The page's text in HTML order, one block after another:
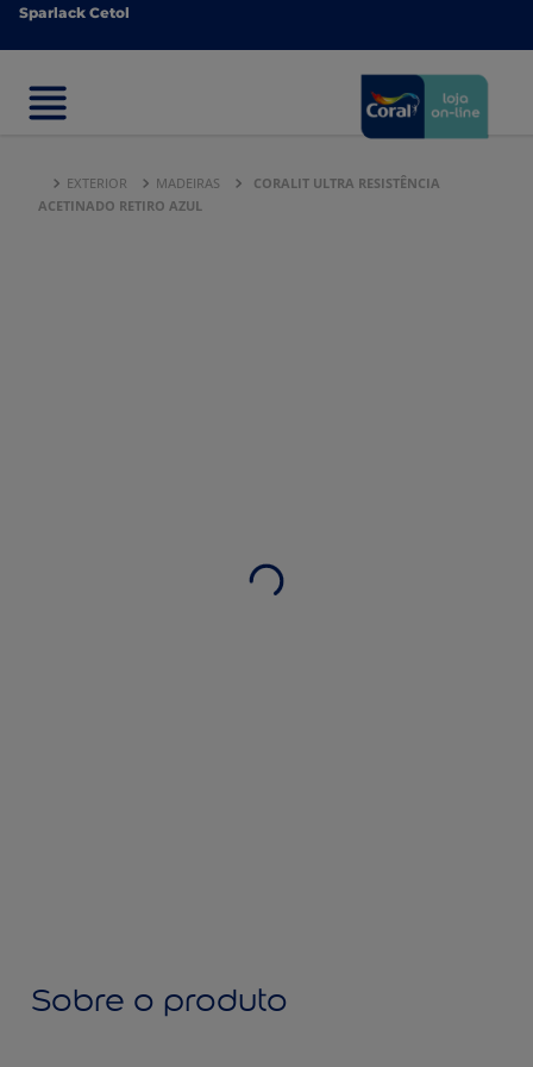
Sparlack Cetol
Sparlack Cetol
EXTERIOR MADEIRAS
CORALIT ULTRA RESISTÊNCIA
ACETINADO RETIRO AZUL
Sobre o produto